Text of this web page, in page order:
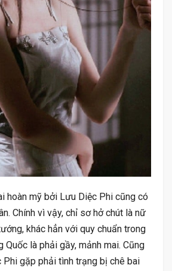
hoàn mỹ bởi Lưu Diệc Phi cũng có
Chính vì vậy, chỉ sơ hở chút là nữ
khác hẳn với quy chuẩn trong
Quốc là phải gầy, mảnh mai. Cũng
Phi gặp phải tình trạng bị chê bai